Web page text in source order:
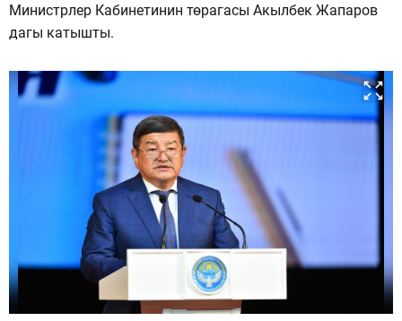
Министрлер Кабинетинин төрагасы Акылбек Жапаров
дагы катышты.